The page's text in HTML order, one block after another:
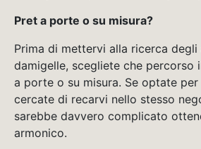
Pret a porte o su misura?
Prima di mettervi alla ricerca
damigelle, scegliete che percorso
a porte o su misura. Se optate
cercate di recarvi nello stesso
sarebbe davvero complicato
armonico.